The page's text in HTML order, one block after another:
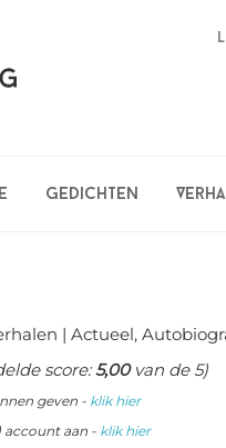
Gedichten
| Actueel,
score:5,00van de 5)
geven - klik hier
account aan - klik hier